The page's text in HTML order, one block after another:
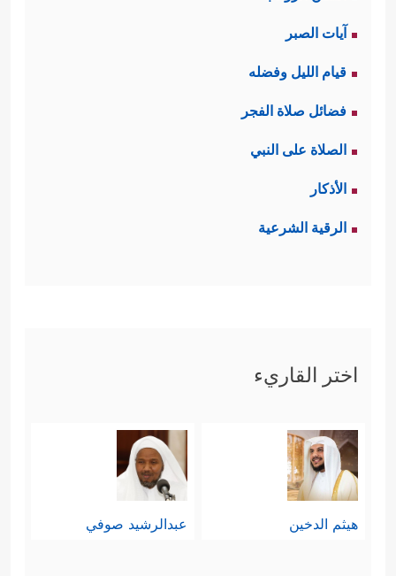
آيات الصبر
قيام الليل وفضله
فضائل صلاة الفجر
الصلاة على النبي
الأذكار
الرقية الشرعية
اختر القاريء
هيثم الدخين عبدالرشيد صوفي